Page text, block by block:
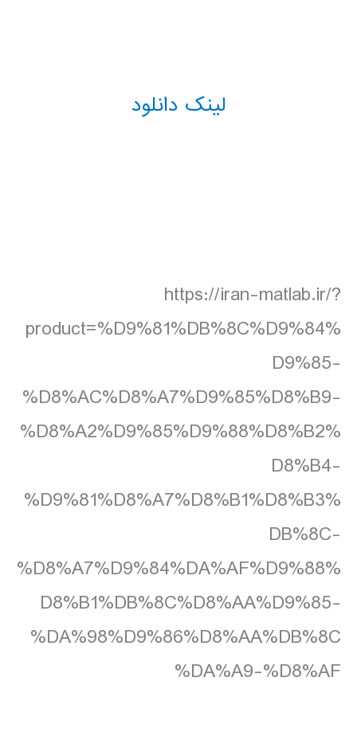
لینک دانلود
https://iran-matlab.ir/?
product=%D9%81%DB%8C%D9%84%
D9%85-
%D8%AC%D8%A7%D9%85%D8%B9-
%D8%A2%D9%85%D9%88%D8%B2%
D8%B4-
%D9%81%D8%A7%D8%B1%D8%B3%
DB%8C-
%D8%A7%D9%84%DA%AF%D9%88%
D8%B1%DB%8C%D8%AA%D9%85-
%DA%98%D9%86%D8%AA%DB%8C
%DA%A9-%D8%AF